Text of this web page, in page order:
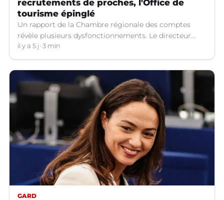
recrutements de proches, l'Office de
tourisme épinglé
Un rapport de la Chambre régionale des comptes
révèle plusieurs dysfonctionnements. Le directeur
répond, l'association AC anti-corruption annonce
déposer plainte.
il y a 5 j 3 min
GARD